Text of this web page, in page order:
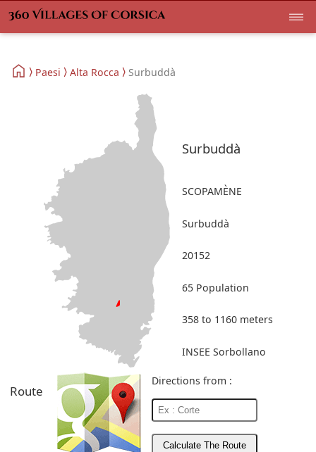
Paesi Alta Rocca Surbuddà
Surbuddà
SCOPAMÈNE
Surbuddà
20152
65 Population
358 to 1160 meters
INSEE Sorbollano
Route
Directions from :